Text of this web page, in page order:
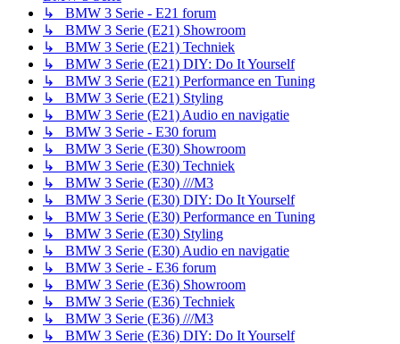
↳ BMW 3 Serie - E21 forum
↳ BMW 3 Serie (E21) Showroom
↳ BMW 3 Serie (E21) Techniek
↳ BMW 3 Serie (E21) DIY: Do It Yourself
↳ BMW 3 Serie (E21) Performance en Tuning
↳ BMW 3 Serie (E21) Styling
↳ BMW 3 Serie (E21) Audio en navigatie
↳ BMW 3 Serie - E30 forum
↳ BMW 3 Serie (E30) Showroom
↳ BMW 3 Serie (E30) Techniek
↳ BMW 3 Serie (E30) ///M3
↳ BMW 3 Serie (E30) DIY: Do It Yourself
↳ BMW 3 Serie (E30) Performance en Tuning
↳ BMW 3 Serie (E30) Styling
↳ BMW 3 Serie (E30) Audio en navigatie
↳ BMW 3 Serie - E36 forum
↳ BMW 3 Serie (E36) Showroom
↳ BMW 3 Serie (E36) Techniek
↳ BMW 3 Serie (E36) ///M3
↳ BMW 3 Serie (E36) DIY: Do It Yourself